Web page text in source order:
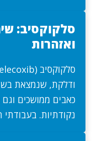
סלקוקסיב:
ואזהרות
ודלקת, שנמצאת
כאבים ממושכים
נקודתיות.